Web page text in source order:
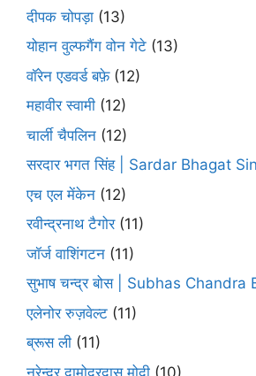
दीपक चोपड़ा (13)
योहान वुल्फगैंग वोन गेटे (13)
वॉरेन एडवर्ड बफ़े(12)
महावीर स्वामी (12)
चार्ली चैपलिन (12)
सरदार भगत सिंह | Sardar Bhagat
एच एल मेंकेन (12)
रवीन्द्रनाथ टैगोर(11)
जॉर्ज वाशिंगटन (11)
सुभाष चन्द्र बोस | Subhas Chandra
एलेनोर रुज़वेल्ट (11)
ब्रूस ली (11)
नरेन्द्र दामोदरदास मोदी (10)